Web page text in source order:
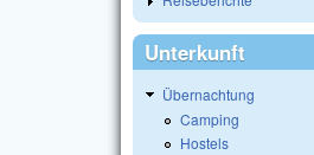
Unterkunft
Übernachtung
Camping
Hostels